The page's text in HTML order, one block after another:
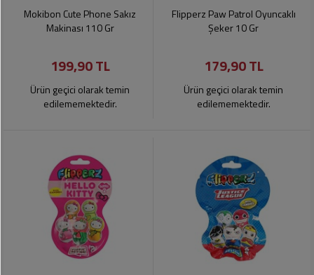
Mokibon Cute Phone Sakız
Makinası 110 Gr
199,90 TL
Ürün geçici olarak temin
edilememektedir.
Flipperz Paw Patrol Oyuncaklı
Şeker 10 Gr
179,90 TL
Ürün geçici olarak temin
edilememektedir.